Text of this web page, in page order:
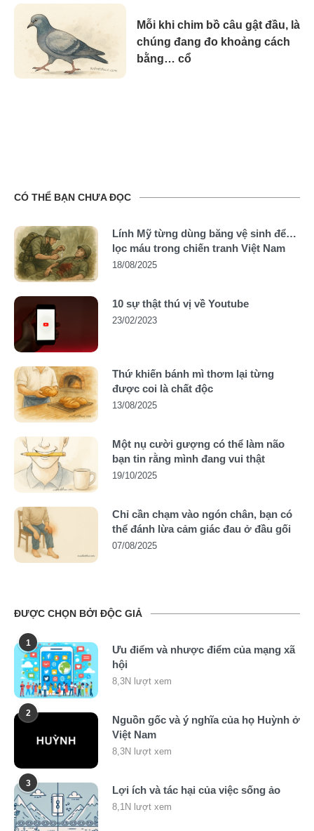
Mỗi khi chim bồ câu gật đầu, là
chúng đang đo khoảng cách
bằng… cổ
CÓ THỂ BẠN CHƯA ĐỌC
Lính Mỹ từng dùng băng vệ sinh để…
lọc máu trong chiến tranh Việt Nam
18/08/2025
10 sự thật thú vị về Youtube
23/02/2023
Thứ khiến bánh mì thơm lại từng
được coi là chất độc
13/08/2025
Một nụ cười gượng có thể làm não
bạn tin rằng mình đang vui thật
19/10/2025
Chỉ cần chạm vào ngón chân, bạn có
thể đánh lừa cảm giác đau ở đầu gối
07/08/2025
ĐƯỢC CHỌN BỞI ĐỘC GIẢ
1
Ưu điểm và nhược điểm của mạng xã
hội
8,3N lượt xem
2
Nguồn gốc và ý nghĩa của họ Huỳnh ở
Việt Nam
8,3N lượt xem
3
Lợi ích và tác hại của việc sống ảo
8,1N lượt xem